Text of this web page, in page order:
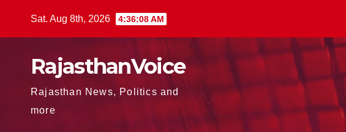
Sat. Aug 8th, 2026 4:36:10 AM
RajasthanVoice
Rajasthan News, Politics and
more